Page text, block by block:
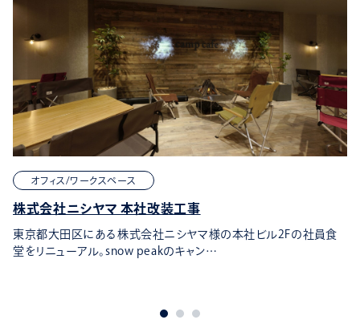
オフィス/ワークスペース
株式会社ニシヤマ 本社改装工事
東京都大田区にある株式会社ニシヤマ様の本社ビル2Fの社員食
堂をリニューアル。snow peakのキャン…